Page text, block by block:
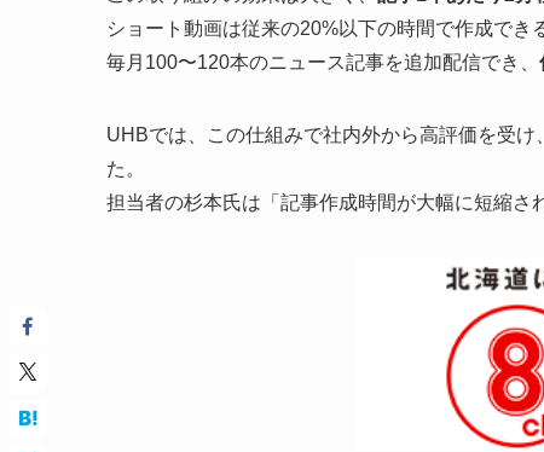
ショート動画は従来の20%以下の時間で作成でき
毎月100〜120本のニュース記事を追加配信でき、
UHBでは、この仕組みで社内外から高評価を受
た。
担当者の杉本氏は「記事作成時間が大幅に短縮さ